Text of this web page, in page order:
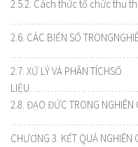
2.5.2. Cách thức tổ chức thu
2.6. CÁC BIẾN SỐ
2.7. XỬ LÝ VÀ PHÂN TÍCHSỐ
2.8. ĐẠO ĐỨC TRONG NGHIÊN
CHƯƠNG 3. KẾT QUẢ NGHIÊN